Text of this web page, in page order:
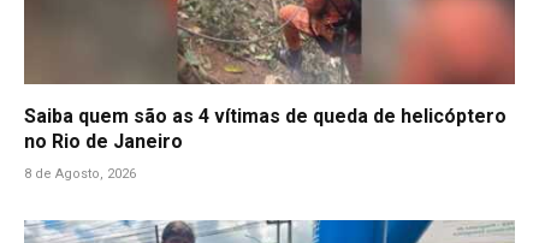
Saiba quem são as 4 vítimas de queda de helicóptero
no Rio de Janeiro
8 de Agosto, 2026